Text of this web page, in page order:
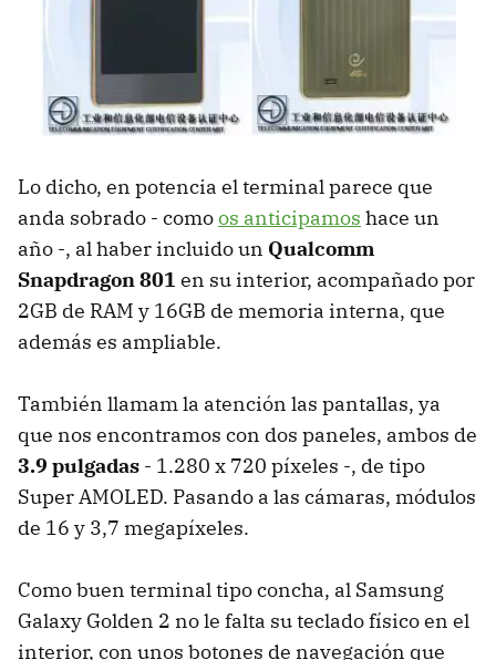
Lo dicho, en potencia el terminal parece que
anda sobrado - comoos anticipamos hace un
año -, al haber incluido un Qualcomm
Snapdragon 801 en su interior, acompañado por
2GB de RAM y 16GB de memoria interna, que
además es ampliable.
También llamam la atención las pantallas, ya
que nos encontramos con dos paneles, ambos de
3.9 pulgadas - 1.280 x 720 píxeles -, de tipo
Super AMOLED. Pasando a las cámaras, módulos
de 16 y 3,7 megapíxeles.
Como buen terminal tipo concha, al Samsung
Galaxy Golden 2 no le falta su teclado físico en el
interior, con unos botones de navegación que